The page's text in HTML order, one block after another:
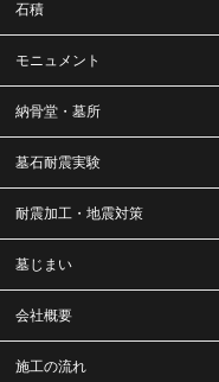
石積
モニュメント
納骨堂・墓所
墓石耐震実験
耐震加工・地震対策
墓じまい
会社概要
施工の流れ